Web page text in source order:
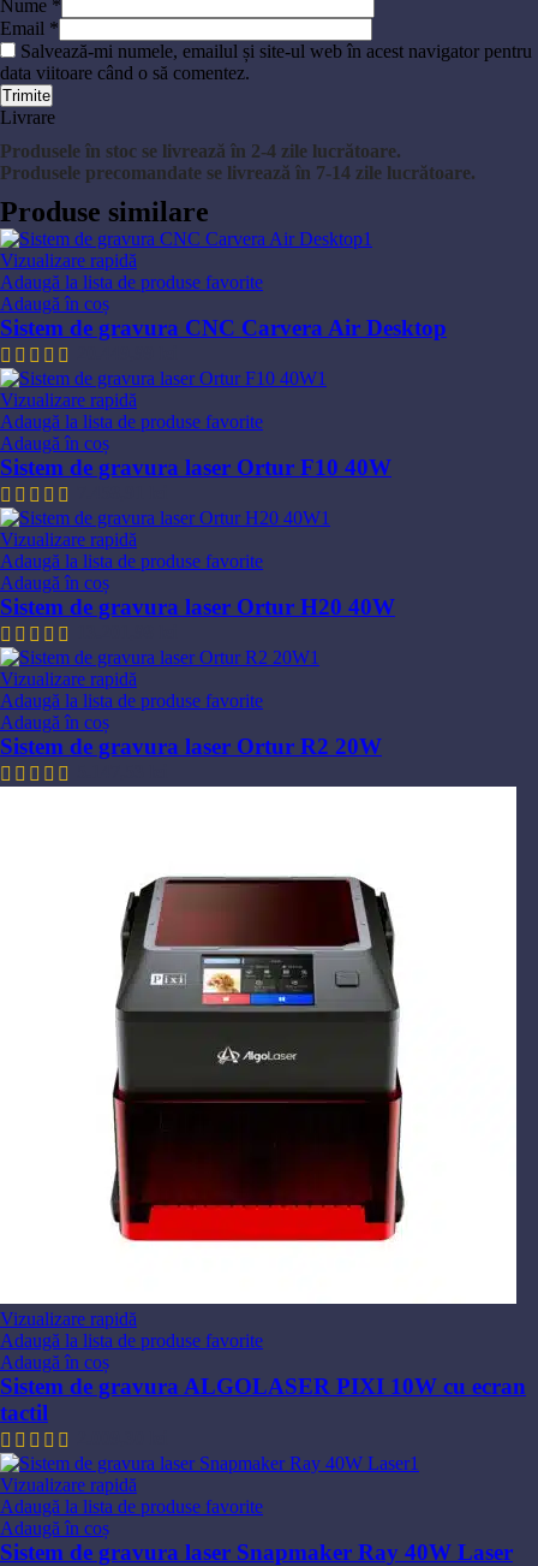
Nume *
Email *
Salvează-mi numele, emailul și site-ul web în acest navigator pentru
data viitoare când o să comentez.
Livrare
Produsele în stoc se livrează în 2-4 zile lucrătoare.
Produsele precomandate se livrează în 7-14 zile lucrătoare.
Produse similare
Vizualizare rapidă
Adaugă la lista de produse favorite
Adaugă în coș
Sistem de gravura CNC Carvera Air Desktop
Vizualizare rapidă
Adaugă la lista de produse favorite
Adaugă în coș
Sistem de gravura laser Ortur F10 40W
Vizualizare rapidă
Adaugă la lista de produse favorite
Adaugă în coș
Sistem de gravura laser Ortur H20 40W
Vizualizare rapidă
Adaugă la lista de produse favorite
Adaugă în coș
Sistem de gravura laser Ortur R2 20W
Vizualizare rapidă
Adaugă la lista de produse favorite
Adaugă în coș
Sistem de gravura ALGOLASER PIXI 10W cu ecran
tactil
Vizualizare rapidă
Adaugă la lista de produse favorite
Adaugă în coș
Sistem de gravura laser Snapmaker Ray 40W Laser